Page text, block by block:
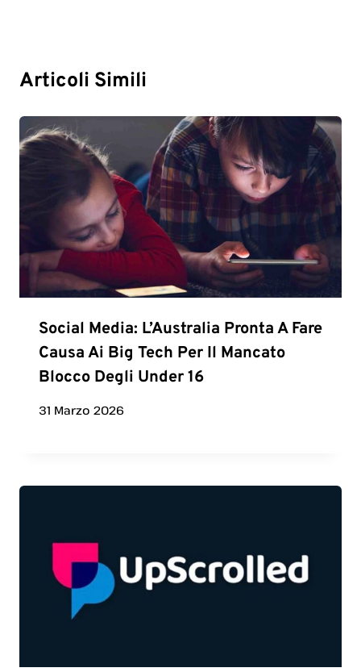
Articoli Simili
Social Media: L’Australia Pronta A Fare
Causa Ai Big Tech Per Il Mancato
Blocco Degli Under 16
31 Marzo 2026